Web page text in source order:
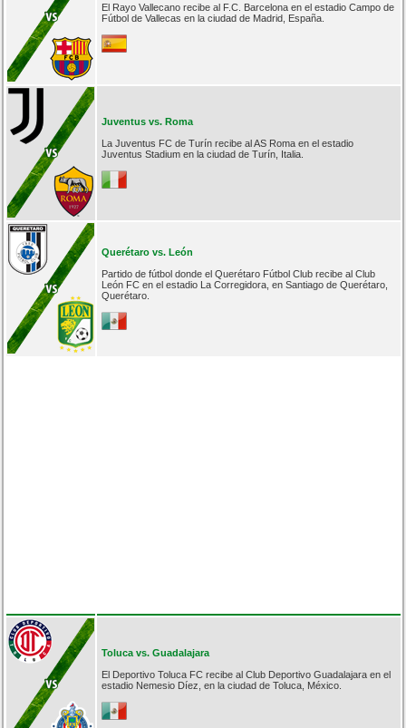
El Rayo Vallecano recibe al F.C. Barcelona en el estadio Campo de
Fútbol de Vallecas en la ciudad de Madrid, España.
Juventus vs. Roma
La Juventus FC de Turín recibe al AS Roma en el estadio
Juventus Stadium en la ciudad de Turín, Italia.
Querétaro vs. León
Partido de fútbol donde el Querétaro Fútbol Club recibe al Club
León FC en el estadio La Corregidora, en Santiago de Querétaro,
Querétaro.
Toluca vs. Guadalajara
El Deportivo Toluca FC recibe al Club Deportivo Guadalajara en el
estadio Nemesio Díez, en la ciudad de Toluca, México.